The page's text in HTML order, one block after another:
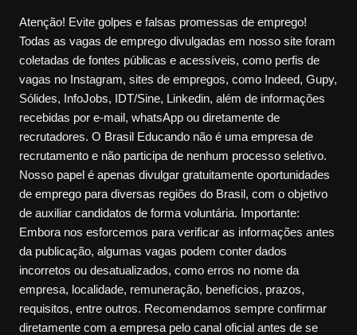
Atenção! Evite golpes e falsas promessas de emprego!
Todas as vagas de emprego divulgadas em nosso site foram
coletadas de fontes públicas e acessíveis, como perfis de
vagas no Instagram, sites de empregos, como Indeed, Gupy,
Sólides, InfoJobs, IDT/Sine, Linkedin, além de informações
recebidas por e-mail, whatsApp ou diretamente de
recrutadores. O Brasil Educando não é uma empresa de
recrutamento e não participa de nenhum processo seletivo.
Nosso papel é apenas divulgar gratuitamente oportunidades
de emprego para diversas regiões do Brasil, com o objetivo
de auxiliar candidatos de forma voluntária. Importante:
Embora nos esforcemos para verificar as informações antes
da publicação, algumas vagas podem conter dados
incorretos ou desatualizados, como erros no nome da
empresa, localidade, remuneração, benefícios, prazos,
requisitos, entre outros. Recomendamos sempre confirmar
diretamente com a empresa pelo canal oficial antes de se